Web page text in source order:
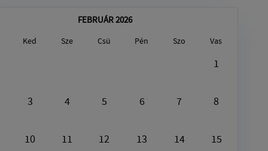
FEBRUÁR 2026
Ked Sze Csü Pén Szo Vas
1
3 4 5 6 7 8
10 11 12 13 14 15